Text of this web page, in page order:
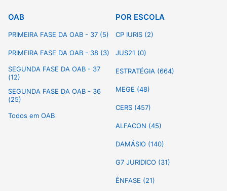
OAB
PRIMEIRA FASE DA OAB - 37 (5)
PRIMEIRA FASE DA OAB - 38 (3)
SEGUNDA FASE DA OAB - 37
(12)
SEGUNDA FASE DA OAB - 36
(25)
Todos em OAB
POR ESCOLA
CP IURIS (2)
JUS21 (0)
ESTRATÉGIA (664)
MEGE (48)
CERS (457)
ALFACON (45)
DAMÁSIO (140)
G7 JURIDICO (31)
ÊNFASE (21)